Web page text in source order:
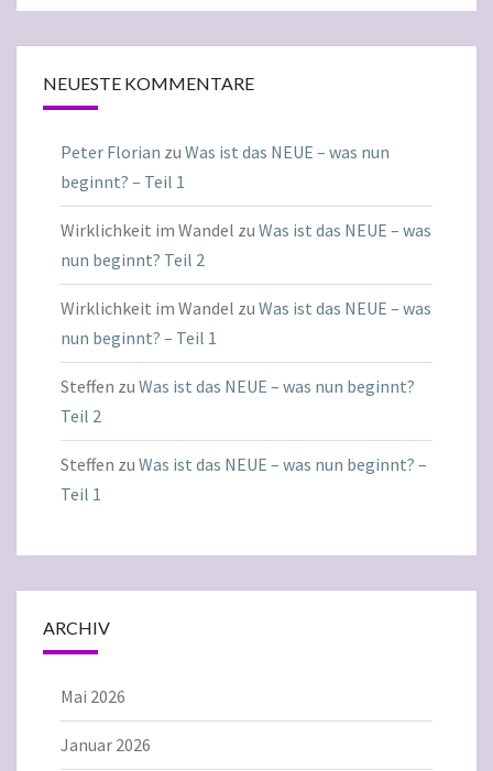
NEUESTE KOMMENTARE
Peter Florian zu Was ist das NEUE – was nun
beginnt? – Teil 1
Wirklichkeit im Wandel zu Was ist das NEUE – was
nun beginnt? Teil 2
Wirklichkeit im Wandel zu Was ist das NEUE – was
nun beginnt? – Teil 1
Steffen zu Was ist das NEUE – was nun beginnt?
Teil 2
Steffen zu Was ist das NEUE – was nun beginnt? –
Teil 1
ARCHIV
Mai 2026
Januar 2026